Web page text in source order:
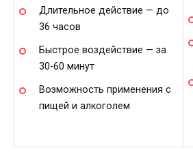
Длительное действие — до
36 часов
Быстрое воздействие — за
30-60 минут
Возможность применения с
пищей и алкоголем